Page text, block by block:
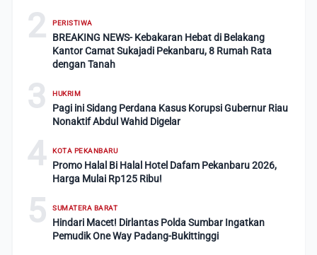
2 PERISTIWA
BREAKING NEWS- Kebakaran Hebat di Belakang
Kantor Camat Sukajadi Pekanbaru, 8 Rumah Rata
dengan Tanah
3 HUKRIM
Pagi ini Sidang Perdana Kasus Korupsi Gubernur Riau
Nonaktif Abdul Wahid Digelar
4 KOTA PEKANBARU
Promo Halal Bi Halal Hotel Dafam Pekanbaru 2026,
Harga Mulai Rp125 Ribu!
5 SUMATERA BARAT
Hindari Macet! Dirlantas Polda Sumbar Ingatkan
Pemudik One Way Padang-Bukittinggi